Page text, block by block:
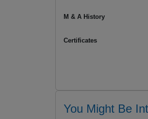
M & A History
Certificates
You Might Be